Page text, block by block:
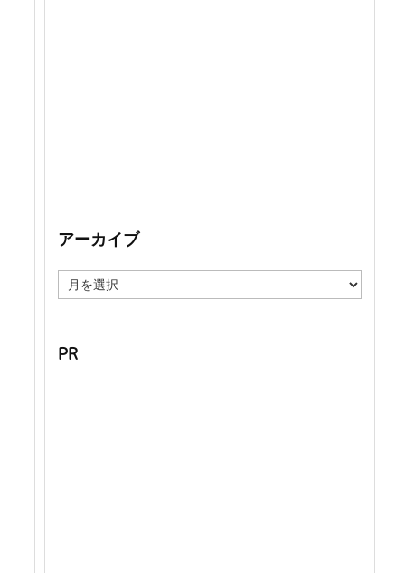
アーカイブ
ー
ブ
PR